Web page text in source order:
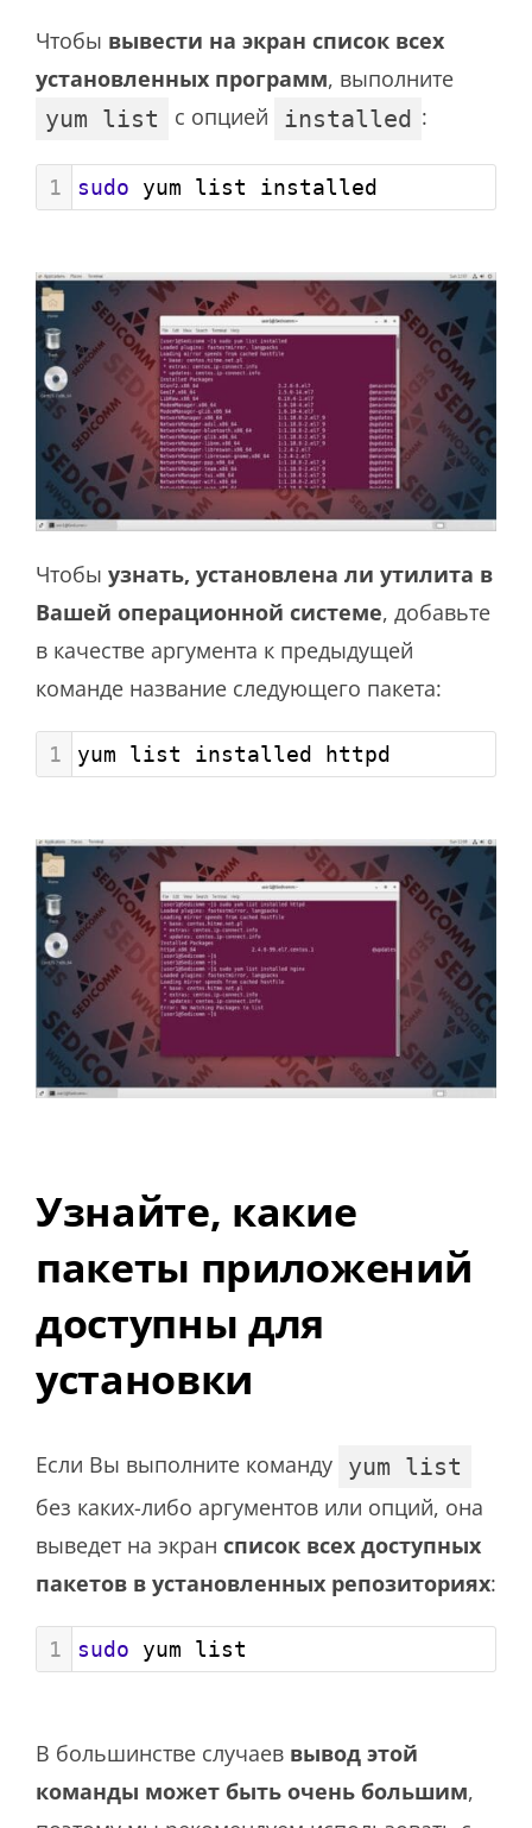
Чтобы вывести на экран список всех
установленных программ, выполните
yum list
с опцией installed :
1 sudo yum list installed
Чтобы узнать, установлена ли утилита в
Вашей операционной системе, добавьте
в качестве аргумента к предыдущей
команде название следующего пакета:
1 yum list installed httpd
Узнайте, какие
пакеты приложений
доступны для
установки
Если Вы выполните команду yum list
без каких-либо аргументов или опций, она
выведет на экран список всех доступных
пакетов в установленных репозиториях:
1 sudo yum list
В большинстве случаев вывод этой
команды может быть очень большим,